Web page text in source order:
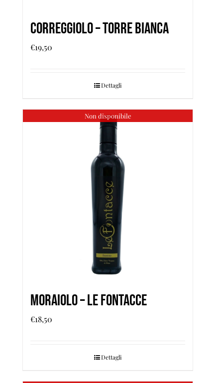
Correggiolo – Torre Bianca
€19,50
Dettagli
Non disponibile
Moraiolo – Le Fontacce
€18,50
Dettagli